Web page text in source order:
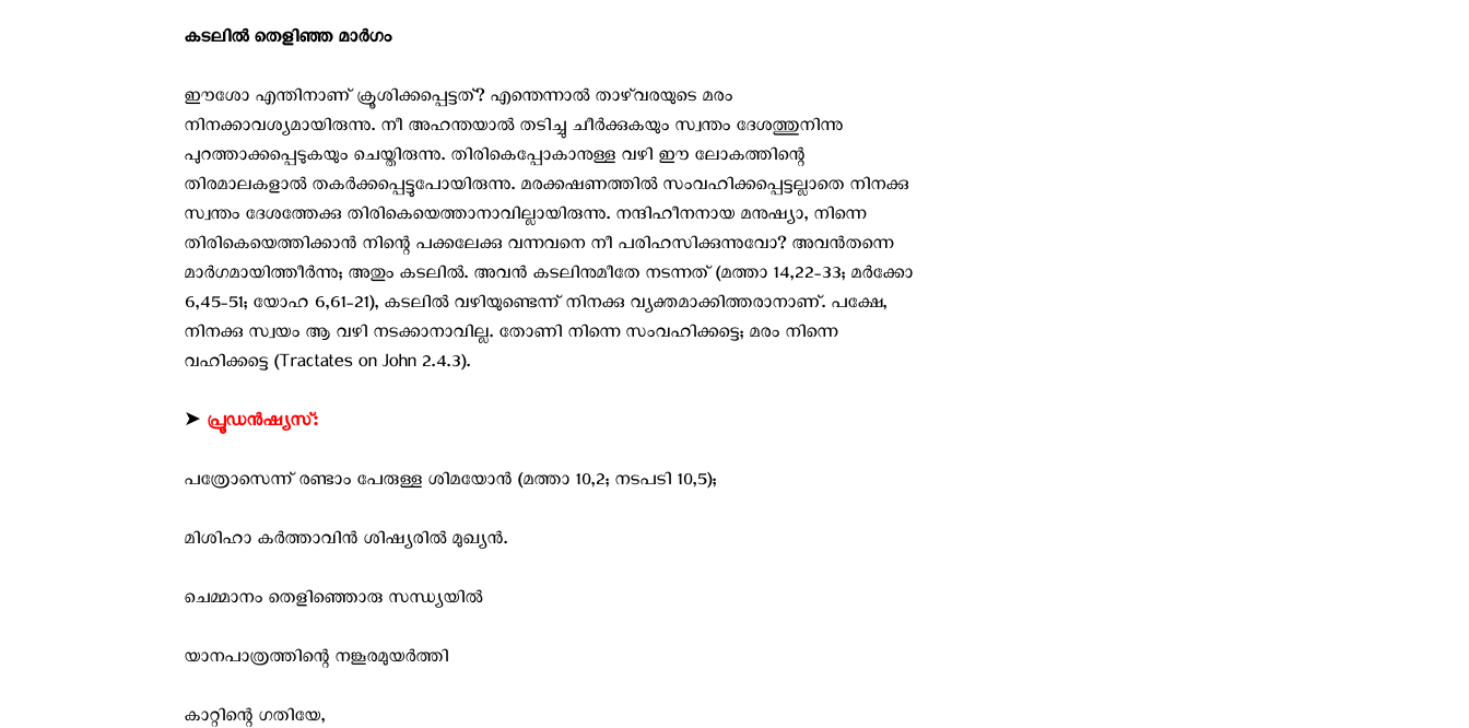
കടലില്‍ തെളിഞ്ഞ മാര്‍ഗം
ഈശോ എന്തിനാണ് ക്രൂശിക്കപ്പെട്ടത്? എന്തെന്നാല്‍ താഴ്‌വരയുടെ മരം
നിനക്കാവശ്യമായിരുന്നു. നീ അഹന്തയാല്‍ തടിച്ചു ചീര്‍ക്കുകയും സ്വന്തം ദേശത്തുനിന്നു
പുറത്താക്കപ്പെടുകയും ചെയ്തിരുന്നു. തിരികെപ്പോകാനുള്ള വഴി ഈ ലോകത്തിന്റെ
തിരമാലകളാല്‍ തകര്‍ക്കപ്പെട്ടുപോയിരുന്നു. മരക്കഷണത്തില്‍ സംവഹിക്കപ്പെട്ടല്ലാതെ നിനക്കു
സ്വന്തം ദേശത്തേക്കു തിരികെയെത്താനാവില്ലായിരുന്നു. നന്ദിഹീനനായ മനുഷ്യാ, നിന്നെ
തിരികെയെത്തിക്കാന്‍ നിന്റെ പക്കലേക്കു വന്നവനെ നീ പരിഹസിക്കുന്നുവോ? അവന്‍തന്നെ
മാര്‍ഗമായിത്തീര്‍ന്നു; അതും കടലില്‍. അവന്‍ കടലിനുമീതേ നടന്നത് (മത്താ 14,22-33; മര്‍ക്കോ
6,45-51; യോഹ 6,61-21), കടലില്‍ വഴിയുണ്ടെന്ന് നിനക്കു വ്യക്തമാക്കിത്തരാനാണ്. പക്ഷേ,
നിനക്കു സ്വയം ആ വഴി നടക്കാനാവില്ല. തോണി നിന്നെ സംവഹിക്കട്ടെ; മരം നിന്നെ
വഹിക്കട്ടെ (Tractates on John 2.4.3).
➤ പ്രൂഡന്‍ഷ്യസ്:
പത്രോസെന്ന് രണ്ടാം പേരുള്ള ശിമയോന്‍ (മത്താ 10,2; നടപടി 10,5);
മിശിഹാ കര്‍ത്താവിന്‍ ശിഷ്യരില്‍ മുഖ്യന്‍.
ചെമ്മാനം തെളിഞ്ഞൊരു സന്ധ്യയില്‍
യാനപാത്രത്തിന്റെ നങ്കൂരമുയര്‍ത്തി
കാറ്റിന്റെ ഗതിയേ,